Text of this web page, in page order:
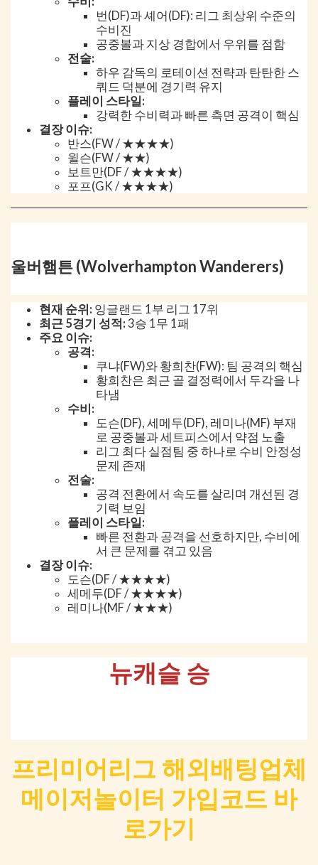
번(DF)과 셰어(DF): 리그 최상위 수준의
수비진
공중볼과 지상 경합에서 우위를 점함
전술:
하우 감독의 로테이션 전략과 탄탄한 스
쿼드 덕분에 경기력 유지
플레이 스타일:
강력한 수비력과 빠른 측면 공격이 핵심
결장 이슈:
반스(FW / ★★★★)
윌슨(FW / ★★)
보트만(DF / ★★★★)
포프(GK / ★★★★)
울버햄튼 (Wolverhampton Wanderers)
현재 순위: 잉글랜드 1부 리그 17위
최근 5경기 성적: 3승 1무 1패
주요 이슈:
공격:
쿠냐(FW)와 황희찬(FW): 팀 공격의 핵심
황희찬은 최근 골 결정력에서 두각을 나
타냄
수비:
도슨(DF), 세메두(DF), 레미나(MF) 부재
로 공중볼과 세트피스에서 약점 노출
리그 최다 실점팀 중 하나로 수비 안정성
문제 존재
전술:
공격 전환에서 속도를 살리며 개선된 경
기력 보임
플레이 스타일:
빠른 전환과 공격을 선호하지만, 수비에
서 큰 문제를 겪고 있음
결장 이슈:
도슨(DF / ★★★★)
세메두(DF / ★★★★)
레미나(MF / ★★★)
뉴캐슬 승
프리미어리그 해외배팅업체
메이저놀이터 가입코드 바
로가기